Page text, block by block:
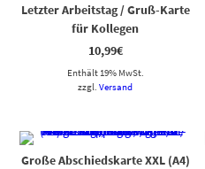
Letzter Arbeitstag / Gruß-Karte
für Kollegen
10,99€
Enthält 19% MwSt.
zzgl.Versand
Große Abschiedskarte XXL (A4)